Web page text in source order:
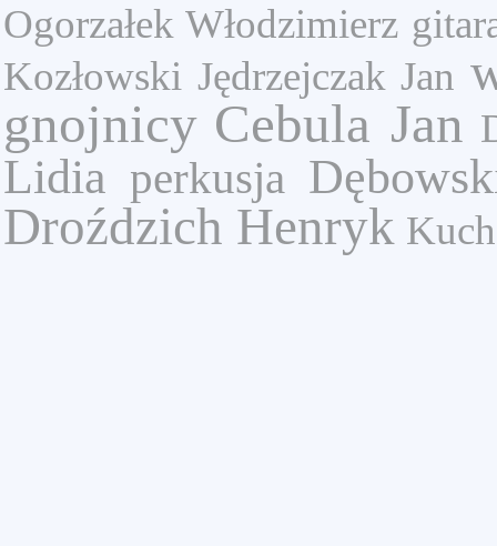
Ogorzałek Włodzimierz
Kozłowski Jędrzejczak Jan
gnojnicy Cebula Jan
Lidia perkusja
Droździch Henryk